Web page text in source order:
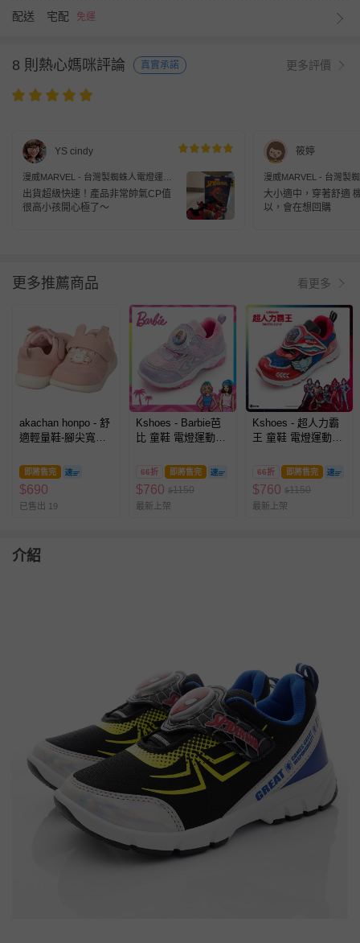
配送 宅配 免運
8 則熱心媽咪評論 真實承諾 更多評價
YS cindy
漫威MARVEL - 台灣製蜘蛛人電燈運動
鞋(中小童段)-運動鞋-紅
出貨超級快速！產品非常帥氣CP值
很高小孩開心極了～
筱婷
漫威MARVEL - 台灣製
鞋(中小童段)-運動鞋-黑
大小適中，穿著舒適
以，會在想回購
更多推薦商品 看更多
akachan honpo - 舒
適輕量鞋-腳尖寬鬆
即將售完
$690
已售出 19
Kshoes - Barbie芭
比 童鞋 電燈運動鞋
(寶寶小中童段)
66折 即將售完
$760 $1150
最新上架
Kshoes - 超人力霸
王 童鞋 電燈運動鞋
寶小中大童段)
66折 即將售完
$760 $1150
最新上架
介紹